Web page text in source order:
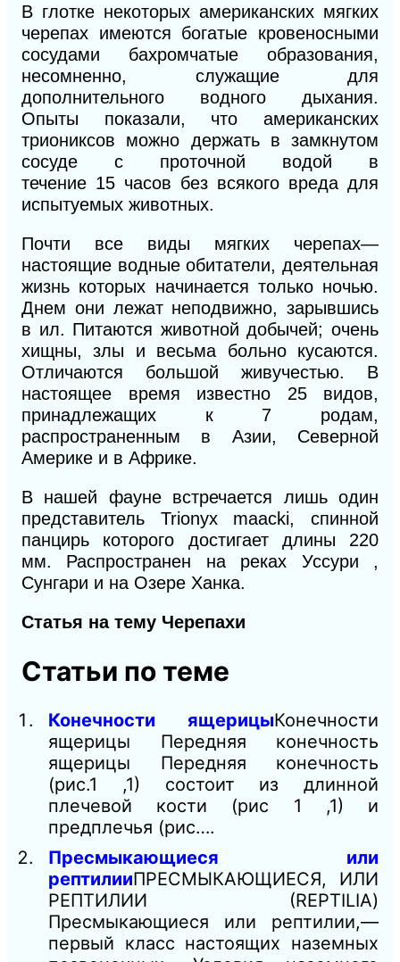
В глотке некоторых американских мягких
черепах имеются богатые кровеносными
сосудами бахромчатые образования,
несомненно, служащие для
дополнительного водного дыхания.
Опыты показали, что американских
триониксов можно держать в замкнутом
сосуде с проточной водой в
течение 15 часов без всякого вреда для
испытуемых животных.
Почти все виды мягких черепах—
настоящие водные обитатели, деятельная
жизнь которых начинается только ночью.
Днем они лежат неподвижно, зарывшись
в ил. Питаются животной добычей; очень
хищны, злы и весьма больно кусаются.
Отличаются большой живучестью. В
настоящее время известно 25 видов,
принадлежащих к 7 родам,
распространенным в Азии, Северной
Америке и в Африке.
В нашей фауне встречается лишь один
представитель Trionyx maacki, спинной
панцирь которого достигает длины 220
мм. Распространен на реках Уссури ,
Сунгари и на Озере Ханка.
Статья на тему Черепахи
Статьи по теме
Конечности ящерицыКонечности
ящерицы Передняя конечность
ящерицы Передняя конечность
(рис.1 ,1) состоит из длинной
плечевой кости (рис 1 ,1) и
предплечья (рис….
Пресмыкающиеся или
рептилииПРЕСМЫКАЮЩИЕСЯ, ИЛИ
РЕПТИЛИИ (REPTILIA)
Пресмыкающиеся или рептилии,—
первый класс настоящих наземных